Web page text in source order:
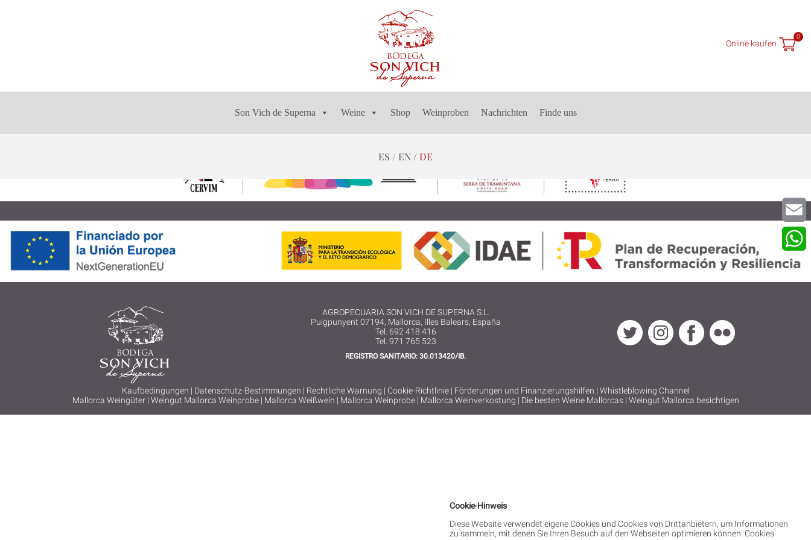
Online kaufen
0
Son Vich de Superna Weine Shop Weinproben Nachrichten Finde uns
ES EN DE
AGROPECUARIA SON VICH DE SUPERNA S.L.
Puigpunyent 07194, Mallorca, Illes Balears, España
Tel. 692 418 416
Tel. 971 765 523
REGISTRO SANITARIO: 30.013420/IB.
Kaufbedingungen | Datenschutz-Bestimmungen | Rechtliche Warnung | Cookie-Richtlinie| Förderungen und Finanzierungshilfen | Whistleblowing Channel
Mallorca Weingüter| Weingut Mallorca Weinprobe| Mallorca Weißwein | Mallorca Weinprobe| Mallorca Weinverkostung | Die besten Weine Mallorcas| Weingut Mallorca besichtigen
Email
Cookie-Hinweis
Diese Website verwendet eigene Cookies und Cookies von Drittanbietern, um Informationen
zu sammeln, mit denen Sie Ihren Besuch auf den Webseiten optimieren können. Cookies